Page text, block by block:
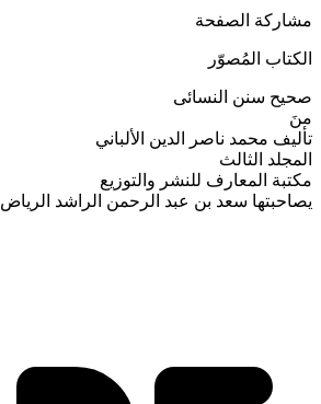
مشاركة الصفحة
الكتاب المُصوّر
صحيح سنن النسائى
منَ
تأليف محمد ناصر الدين الألباني
المجلد الثالث
مكتبة المعارف للنشر والتوزيع
يصاحبتها سعد بن عبد الرحمن الراشد الرياض